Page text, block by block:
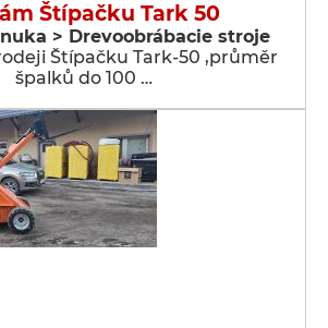
Štípačku Tark 50
> Drevoobrábacie stroje
Štípačku Tark-50 ,průměr
špalků do 100 …